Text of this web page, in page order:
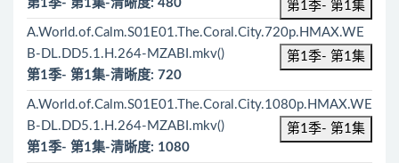
第1季- 第1集
第1季- 第1集-清晰度: 480
A.World.of.Calm.S01E01.The.Coral.City.720p.HMAX.WE
B-DL.DD5.1.H.264-MZABI.mkv()
第1季- 第1集
第1季- 第1集-清晰度: 720
A.World.of.Calm.S01E01.The.Coral.City.1080p.HMAX.WE
B-DL.DD5.1.H.264-MZABI.mkv()
第1季- 第1集
第1季- 第1集-清晰度: 1080